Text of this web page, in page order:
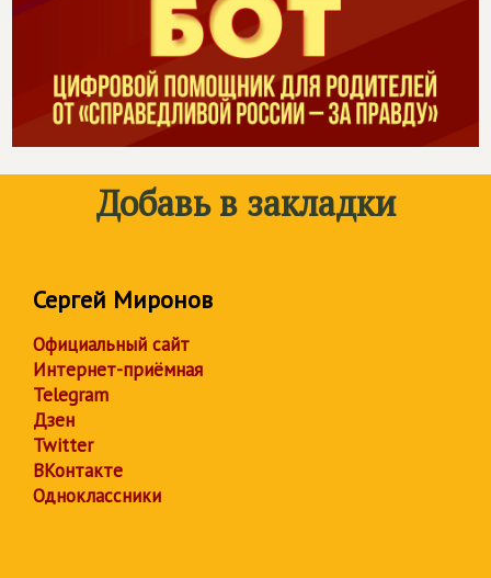
Добавь в закладки
Сергей Миронов
Официальный сайт
Интернет-приёмная
Telegram
Дзен
Twitter
ВКонтакте
Одноклассники